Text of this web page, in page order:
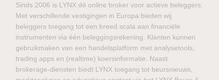
Sinds 2006 is LYNX dé online broker voor actieve beleggers.
Met verschillende vestigingen in Europa bieden wij
beleggers toegang tot een breed scala aan financiële
instrumenten via één beleggingsrekening. Klanten kunnen
gebruikmaken van een handelsplatform met analysetools,
trading apps en (realtime) koersinformatie. Naast
brokerage-diensten biedt LYNX toegang tot beursnieuws,